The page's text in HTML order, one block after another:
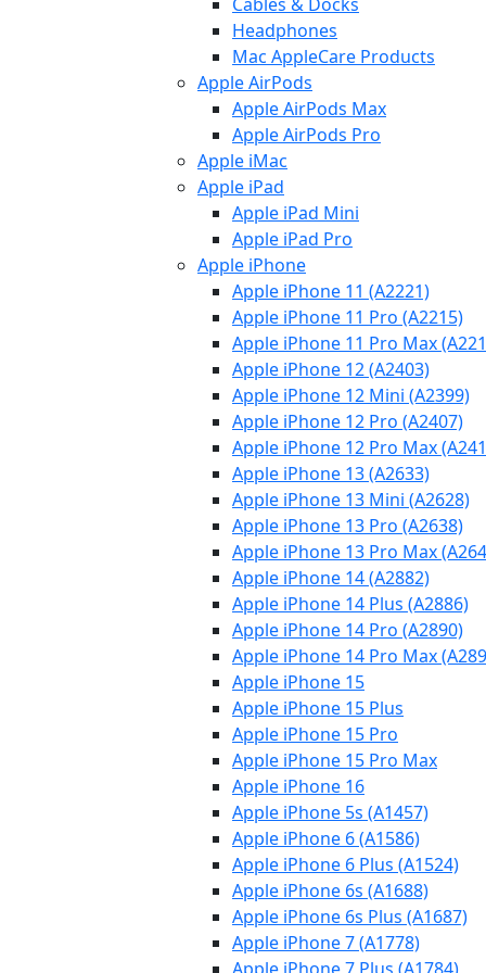
Headphones
Mac AppleCare Products
Apple AirPods
Apple AirPods Max
Apple AirPods Pro
Apple iMac
Apple iPad
Apple iPad Mini
Apple iPad Pro
Apple iPhone
Apple iPhone 11 (A2221)
Apple iPhone 11 Pro (A2215)
Apple iPhone 11 Pro Max
Apple iPhone 12 (A2403)
Apple iPhone 12 Mini (A2399)
Apple iPhone 12 Pro (A2407)
Apple iPhone 12 Pro Max
Apple iPhone 13 (A2633)
Apple iPhone 13 Mini (A2628)
Apple iPhone 13 Pro (A2638)
Apple iPhone 13 Pro Max
Apple iPhone 14 (A2882)
Apple iPhone 14 Plus (A2886)
Apple iPhone 14 Pro (A2890)
Apple iPhone 14 Pro Max
Apple iPhone 15
Apple iPhone 15 Plus
Apple iPhone 15 Pro
Apple iPhone 15 Pro Max
Apple iPhone 16
Apple iPhone 5s (A1457)
Apple iPhone 6 (A1586)
Apple iPhone 6 Plus (A1524)
Apple iPhone 6s (A1688)
Apple iPhone 6s Plus (A1687)
Apple iPhone 7 (A1778)